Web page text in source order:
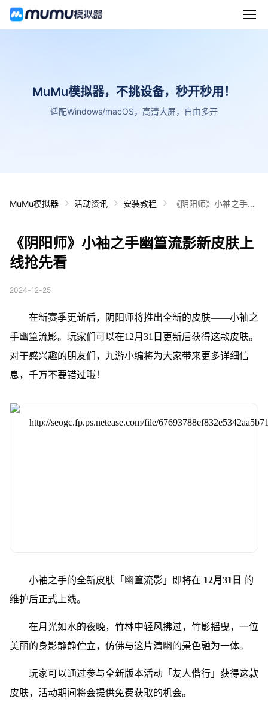
MuMu模拟器，不挑设备，秒开秒用！
适配Windows/macOS，高清大屏，自由多开
MuMu模拟器 活动资讯 安装教程
《阴阳师》小袖之手幽
《阴阳师》小袖之手幽篁流影新皮肤上
线抢先看
2024-12-25
在新赛季更新后，阴阳师将推出全新的皮肤——小袖之
手幽篁流影。玩家们可以在12月31日更新后获得这款皮肤。
对于感兴趣的朋友们，九游小编将为大家带来更多详细信
息，千万不要错过哦！
小袖之手的全新皮肤「幽篁流影」即将在 12月31日 的
维护后正式上线。
在月光如水的夜晚，竹林中轻风拂过，竹影摇曳，一位
美丽的身影静静伫立，仿佛与这片清幽的景色融为一体。
玩家可以通过参与全新版本活动「友人偕行」获得这款
皮肤，活动期间将会提供免费获取的机会。